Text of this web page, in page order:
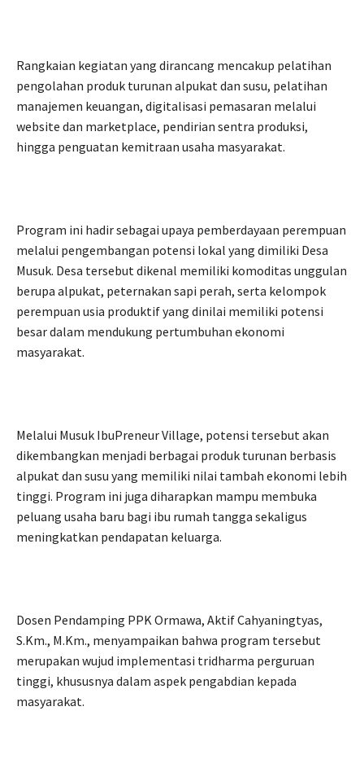
Rangkaian kegiatan yang dirancang mencakup pelatihan
pengolahan produk turunan alpukat dan susu, pelatihan
manajemen keuangan, digitalisasi pemasaran melalui
website dan marketplace, pendirian sentra produksi,
hingga penguatan kemitraan usaha masyarakat.
Program ini hadir sebagai upaya pemberdayaan perempuan
melalui pengembangan potensi lokal yang dimiliki Desa
Musuk. Desa tersebut dikenal memiliki komoditas unggulan
berupa alpukat, peternakan sapi perah, serta kelompok
perempuan usia produktif yang dinilai memiliki potensi
besar dalam mendukung pertumbuhan ekonomi
masyarakat.
Melalui Musuk IbuPreneur Village, potensi tersebut akan
dikembangkan menjadi berbagai produk turunan berbasis
alpukat dan susu yang memiliki nilai tambah ekonomi lebih
tinggi. Program ini juga diharapkan mampu membuka
peluang usaha baru bagi ibu rumah tangga sekaligus
meningkatkan pendapatan keluarga.
Dosen Pendamping PPK Ormawa, Aktif Cahyaningtyas,
S.Km., M.Km., menyampaikan bahwa program tersebut
merupakan wujud implementasi tridharma perguruan
tinggi, khususnya dalam aspek pengabdian kepada
masyarakat.